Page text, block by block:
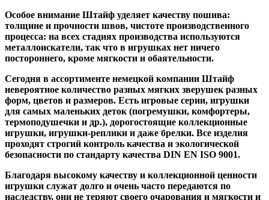
Особое внимание Штайф уделяет качеству пошива:
толщине и прочности швов, чистоте производственного
процесса: на всех стадиях производства используются
металлоискатели, так что в игрушках нет ничего
постороннего, кроме мягкости и обаятельности.
Сегодня в ассортименте немецкой компании Штайф
невероятное количество разных мягких зверушек разных
форм, цветов и размеров. Есть игровые серии, игрушки
для самых маленьких деток (погремушки, комфортеры,
термоподушечки и др.), дорогостоящие коллекционные
игрушки, игрушки-реплики и даже брелки. Все изделия
проходят строгий контроль качества и экологической
безопасности по стандарту качества DIN EN ISO 9001.
Благодаря высокому качеству и коллекционной ценности
игрушки служат долго и очень часто передаются по
наследству, они не теряют своего очарования и мягкости и